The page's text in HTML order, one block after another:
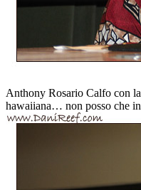
Anthony Rosario Calfo con
hawaiiana… non posso che